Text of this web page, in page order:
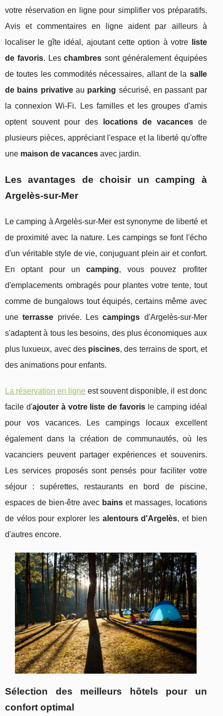
votre réservation en ligne pour simplifier vos préparatifs.
Avis et commentaires en ligne aident par ailleurs à
localiser le gîte idéal, ajoutant cette option à votre
liste
de favoris. Leschambres sont généralement équipées
de toutes les commodités nécessaires, allant de la salle
de bains privativeau parking sécurisé, en passant par
la connexion Wi-Fi. Les familles et les groupes d'amis
optent souvent pour des
locations de vacancesde
plusieurs pièces, appréciant l'espace et la liberté qu'offre
une maison de vacances avec jardin.
Les avantages de choisir un camping à
Argelès-sur-Mer
Le camping à Argelès-sur-Mer est synonyme de liberté et
de proximité avec la nature. Les campings se font l'écho
d'un véritable style de vie, conjuguant plein air et confort.
En optant pour uncamping, vous pouvez profiter
d'emplacements ombragés pour plantes votre tente, tout
comme de bungalows tout équipés, certains même avec
uneterrasse privée. Lescampings d'Argelès-sur-Mer
s'adaptent à tous les besoins, des plus économiques aux
plus luxueux, avec des piscines, des terrains de sport, et
des animations pour enfants.
La réservation en ligne est souvent disponible, il est donc
facile d'ajouter à votre liste de favoris le camping idéal
pour vos vacances. Les campings locaux excellent
également dans la création de communautés, où les
vacanciers peuvent partager expériences et souvenirs.
Les services proposés sont pensés pour faciliter votre
séjour : supérettes, restaurants en bord de piscine,
espaces de bien-être avec bainset massages, locations
de vélos pour explorer les alentours d'Argelès, et bien
d'autres encore.
Sélection des meilleurs hôtels pour un
confort optimal